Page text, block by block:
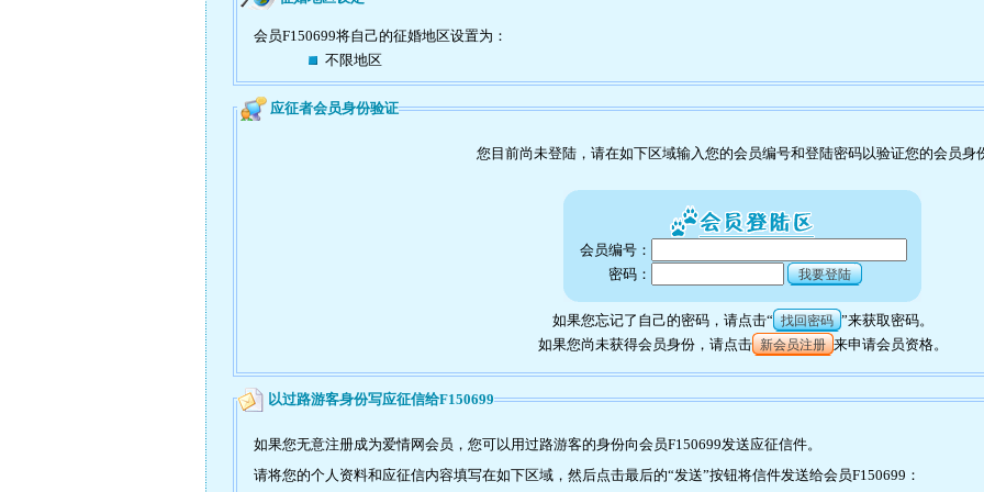
会员F150699将自己的征婚地区设置为：
不限地区
应征者会员身份验证
您目前尚未登陆，请在如下区域输入您的会员编号和登陆密码以验证您的会员身
会员编号：
密码：
我要登陆
如果您忘记了自己的密码，请点击“ 找回密码 ”来获取密码。
如果您尚未获得会员身份，请点击 新会员注册 来申请会员资格。
以过路游客身份写应征信给F150699
如果您无意注册成为爱情网会员，您可以用过路游客的身份向会员F150699发送应征信件。
请将您的个人资料和应征信内容填写在如下区域，然后点击最后的“发送”按钮将信件发送给会员F150699：